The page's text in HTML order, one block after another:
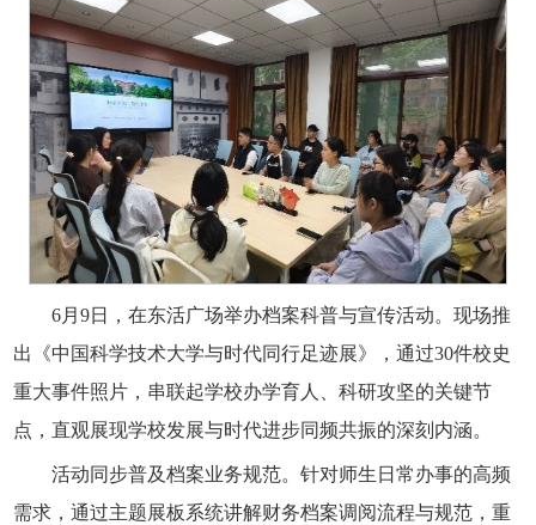
6月9日，在东活广场举办档案科普与宣传活动。现场推
出《中国科学技术大学与时代同行足迹展》，通过30件校史
重大事件照片，串联起学校办学育人、科研攻坚的关键节
点，直观展现学校发展与时代进步同频共振的深刻内涵。
活动同步普及档案业务规范。针对师生日常办事的高频
需求，通过主题展板系统讲解财务档案调阅流程与规范，重